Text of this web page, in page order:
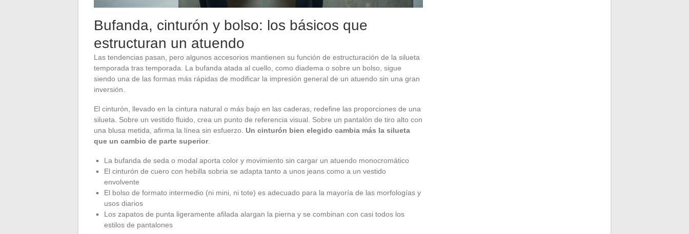
Bufanda, cinturón y bolso: los básicos que
estructuran un atuendo
Las tendencias pasan, pero algunos accesorios mantienen su función de estructuración de la silueta
temporada tras temporada. La bufanda atada al cuello, como diadema o sobre un bolso, sigue
siendo una de las formas más rápidas de modificar la impresión general de un atuendo sin una gran
inversión.
El cinturón, llevado en la cintura natural o más bajo en las caderas, redefine las proporciones de una
silueta. Sobre un vestido fluido, crea un punto de referencia visual. Sobre un pantalón de tiro alto con
una blusa metida, afirma la línea sin esfuerzo. Un cinturón bien elegido cambia más la silueta
que un cambio de parte superior.
La bufanda de seda o modal aporta color y movimiento sin cargar un atuendo monocromático
El cinturón de cuero con hebilla sobria se adapta tanto a unos jeans como a un vestido
envolvente
El bolso de formato intermedio (ni mini, ni tote) es adecuado para la mayoría de las morfologías y
usos diarios
Los zapatos de punta ligeramente afilada alargan la pierna y se combinan con casi todos los
estilos de pantalones